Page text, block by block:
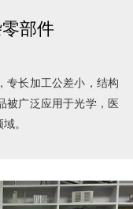
部件
专长加工公差小，结构
被广泛应用于光学，医
。